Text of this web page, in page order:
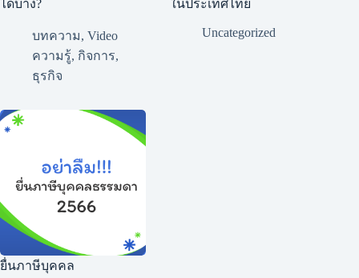
ได้บ้าง?
บทความ, Video
ความรู้, กิจการ,
ธุรกิจ
ในประเทศไทย
Uncategorized
ยื่นภาษีบุคคล